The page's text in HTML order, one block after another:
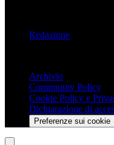
Redazione
Archivio
Community Policy
Cookie Policy e
Dichiarazione di
Preferenze sui cookie